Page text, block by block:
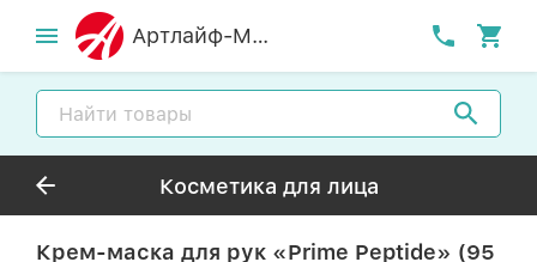
Артлайф-MСК
Косметика для лица
Крем-маска для рук «Prime Peptide» (95